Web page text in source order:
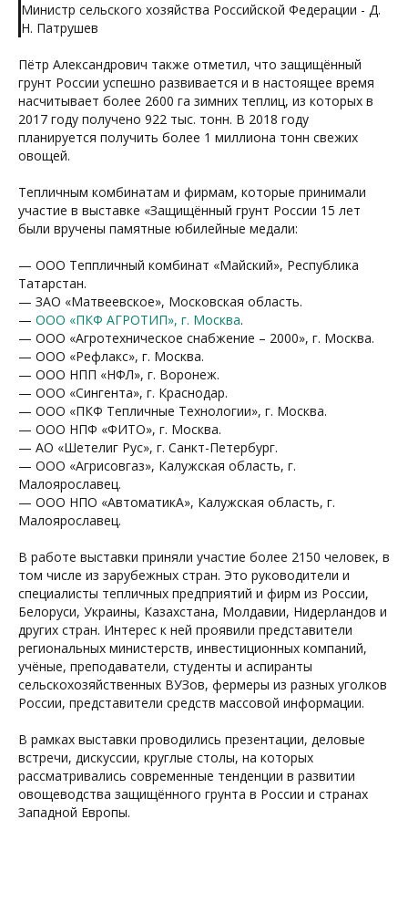
Министр сельского хозяйства Российской Федерации - Д.
Н. Патрушев
Пётр Александрович также отметил, что защищённый
грунт России успешно развивается и в настоящее время
насчитывает более 2600 га зимних теплиц, из которых в
2017 году получено 922 тыс. тонн. В 2018 году
планируется получить более 1 миллиона тонн свежих
овощей.
Тепличным комбинатам и фирмам, которые принимали
участие в выставке «Защищённый грунт России 15 лет
были вручены памятные юбилейные медали:
— ООО Теппличный комбинат «Майский», Республика
Татарстан.
— ЗАО «Матвеевское», Московская область.
— ООО «ПКФ АГРОТИП», г. Москва.
— ООО «Агротехническое снабжение – 2000», г. Москва.
— ООО «Рефлакс», г. Москва.
— ООО НПП «НФЛ», г. Воронеж.
— ООО «Сингента», г. Краснодар.
— ООО «ПКФ Тепличные Технологии», г. Москва.
— ООО НПФ «ФИТО», г. Москва.
— АО «Шетелиг Рус», г. Санкт-Петербург.
— ООО «Агрисовгаз», Калужская область, г.
Малоярославец.
— ООО НПО «АвтоматикА», Калужская область, г.
Малоярославец.
В работе выставки приняли участие более 2150 человек, в
том числе из зарубежных стран. Это руководители и
специалисты тепличных предприятий и фирм из России,
Белоруси, Украины, Казахстана, Молдавии, Нидерландов и
других стран. Интерес к ней проявили представители
региональных министерств, инвестиционных компаний,
учёные, преподаватели, студенты и аспиранты
сельскохозяйственных ВУЗов, фермеры из разных уголков
России, представители средств массовой информации.
В рамках выставки проводились презентации, деловые
встречи, дискуссии, круглые столы, на которых
рассматривались современные тенденции в развитии
овощеводства защищённого грунта в России и странах
Западной Европы.